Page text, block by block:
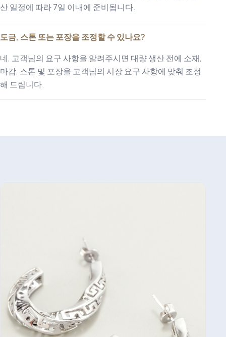
산 일정에 따라 7일 이내에 준비됩니다.
도금, 스톤 또는 포장을 조정할 수 있나요?
네, 고객님의 요구 사항을 알려주시면 대량 생산 전에 소재,
마감, 스톤 및 포장을 고객님의 시장 요구 사항에 맞춰 조정
해 드립니다.